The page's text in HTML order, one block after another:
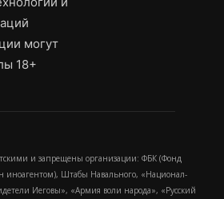
могут
18+
и запрещены организации: ФБК (Фонд
иноагентом), Штабы Навального, «Национал-
Иеговы», «Армия воли народа», «Русский